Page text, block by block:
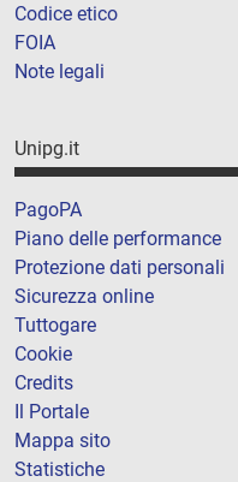
Codice etico
FOIA
Note legali
Unipg.it
PagoPA
Piano delle performance
Protezione dati personali
Sicurezza online
Tuttogare
Cookie
Credits
Il Portale
Mappa sito
Statistiche